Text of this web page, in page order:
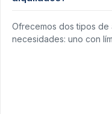
Ofrecemos dos tipos de
necesidades: uno con